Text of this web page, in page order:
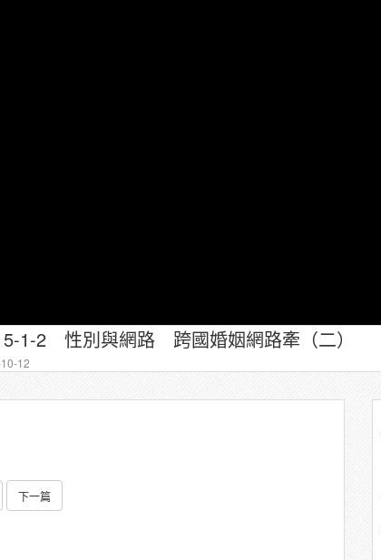
1-2 性別與網路 跨國婚姻網路牽（二）
12
下一篇